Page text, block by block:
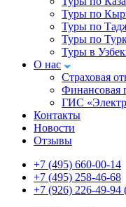
Туры по
Туры по
Туры по
Туры в
О нас
Страховая
Финансовая
ГИС
Контакты
Новости
Отзывы
+7 (495) 660-00-14
+7 (495) 258-46-68
+7 (926) 226-49-94